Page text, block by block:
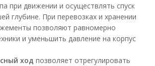
при движении и осуществлять спуск
глубине. При перевозках и хранении
позволяют равномерно
и уменьшить давление на корпус
ход позволяет отрегулировать